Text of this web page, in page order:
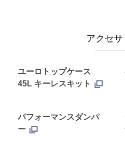
アクセサ
ユーロトップケース
45L キーレスキット
パフォーマンスダンパ
ー